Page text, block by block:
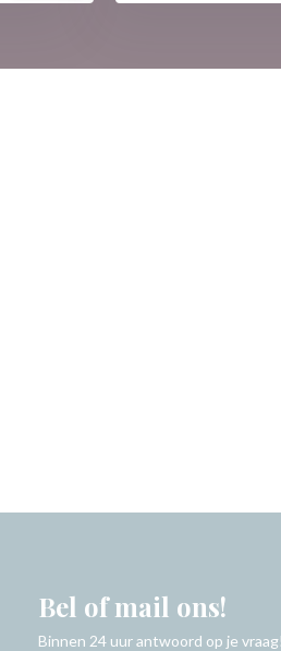
Bel of mail ons!
Binnen 24 uur antwoord op je vraag!